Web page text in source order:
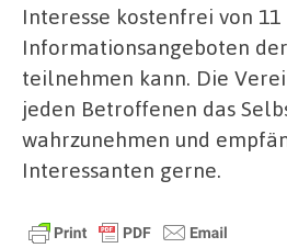
Interesse kostenfrei von
Informationsangeboten
teilnehmen kann. Die
jeden Betroffenen das
wahrzunehmen und
Interessanten gerne.